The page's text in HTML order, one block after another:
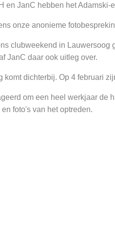
en JanC hebben het Adamski-
onze anonieme
clubweekend in Lauwersoog
JanC daar ook uitleg over.
komt dichterbij. Op 4 februari
om een heel werkjaar de
foto's van het optreden.